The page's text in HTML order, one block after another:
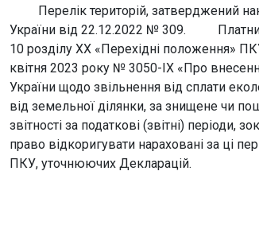
Перелік територій, затверджений
України від 22.12.2022 № 309. Платники
10 розділу ХХ «Перехідні положення»
квітня 2023 року № 3050-IX «Про
України щодо звільнення від сплати
від земельної ділянки, за знищене чи
звітності за податкові (звітні) періоди,
право відкоригувати нараховані за ці
ПКУ, уточнюючих Декларацій.